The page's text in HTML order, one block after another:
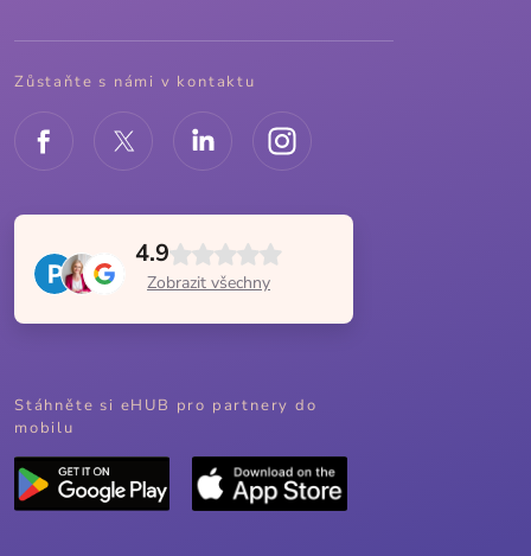
Zůstaňte s námi v kontaktu
4.9
Zobrazit všechny
Stáhněte si eHUB pro partnery do
mobilu